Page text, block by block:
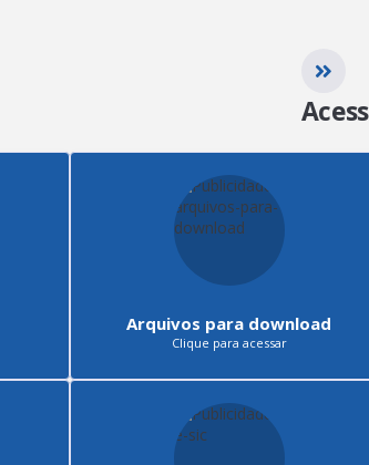
Arquivos para download
Clique para acessar